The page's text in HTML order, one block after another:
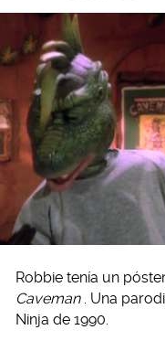
Robbie tenía un
Caveman . Una
Ninja de 1990.